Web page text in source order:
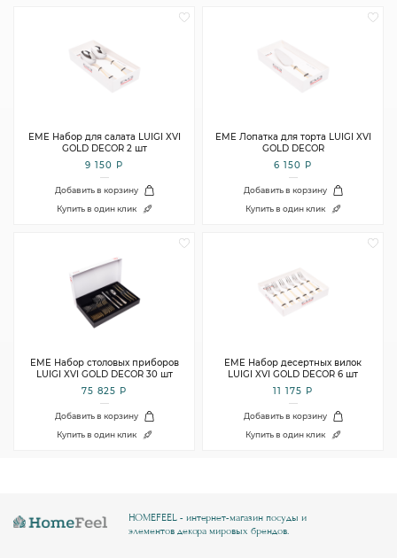
EME Набор для салата LUIGI XVI
GOLD DECOR 2 шт
9 150 Р
Добавить в корзину
Купить в один клик
EME Лопатка для торта LUIGI XVI
GOLD DECOR
6 150 Р
Добавить в корзину
Купить в один клик
EME Набор столовых приборов
LUIGI XVI GOLD DECOR 30 шт
75 825 Р
Добавить в корзину
Купить в один клик
EME Набор десертных вилок
LUIGI XVI GOLD DECOR 6 шт
11 175 Р
Добавить в корзину
Купить в один клик
HOMEFEEL - интернет-магазин посуды и
элементов декора мировых брендов.